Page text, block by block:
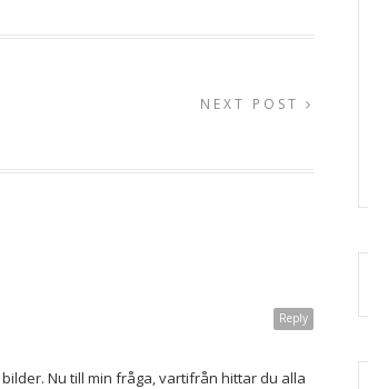
NEXT POST
Reply
Nu till min fråga, vartifrån hittar du alla